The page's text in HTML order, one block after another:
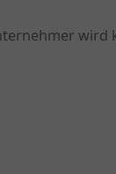
wird